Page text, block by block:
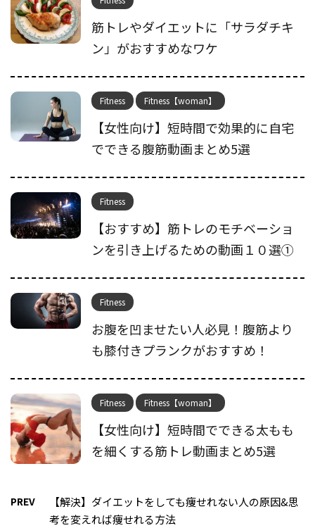
筋トレやダイエットに「サラダチキ
ン」がおすすめなワケ
Fitness Fitness【woman】
【女性向け】短時間で効果的に自宅
でできる腹筋動画まとめ5選
Fitness
【おすすめ】筋トレのモチベーショ
ンを引き上げるための動画１０選①
Fitness
お腹を凹ませたい人必見！腹筋より
も膝付きプランクがおすすめ！
Fitness Fitness【woman】
【女性向け】短時間でできる太もも
を細くする筋トレ動画まとめ5選
PREV
【解決】ダイエットをしても痩せれない人の原因&思
考を変えれば痩せれる方法